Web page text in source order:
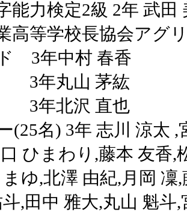
能力検定2級 2年 武田
高等学校長協会アグ
3年中村 春香
山 茅紘
沢 直也
(25名) 3年 志川 涼太
ひまわり,藤本 友香,
ゆ,北澤 由紀,月岡 凜
斗,田中 雅大,丸山 魁